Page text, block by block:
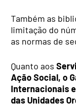
Também as
limitação do
as normas de
Quanto aos
Ação Social, o
Internacionais
das Unidades